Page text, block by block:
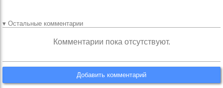
▾ Остальные комментарии
Комментарии пока отсутствуют.
Добавить комментарий